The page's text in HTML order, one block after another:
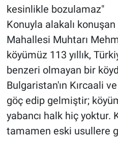
kesinlikle bozulamaz"
Konuyla alakalı
Mahallesi Muhtarı
köyümüz 113 yıllık,
benzeri olmayan bir
Bulgaristan'ın Kırcaali
göç edip gelmiştir;
yabancı halk hiç yoktur.
tamamen eski usullere